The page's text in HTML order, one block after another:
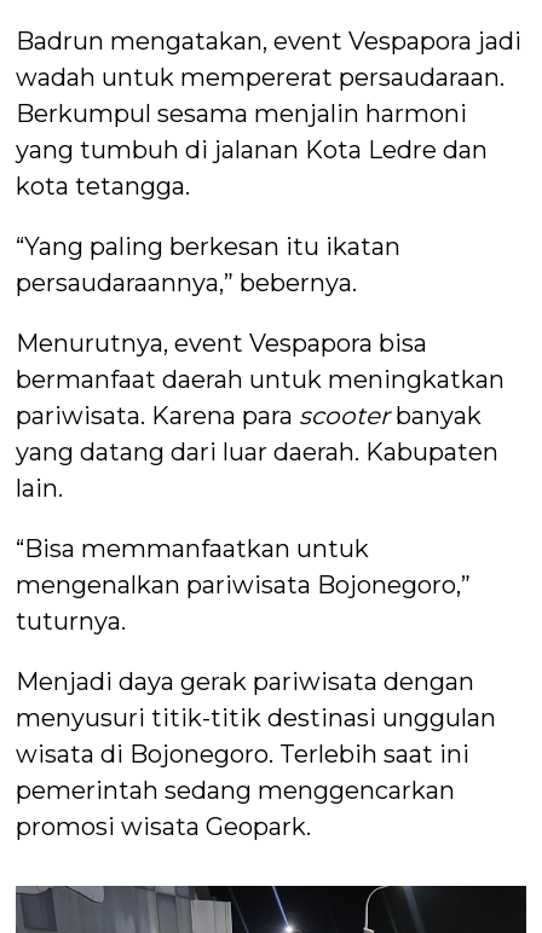
Badrun mengatakan, event Vespapora jadi
wadah untuk mempererat persaudaraan.
Berkumpul sesama menjalin harmoni
yang tumbuh di jalanan Kota Ledre dan
kota tetangga.
“Yang paling berkesan itu ikatan
persaudaraannya,” bebernya.
Menurutnya, event Vespapora bisa
bermanfaat daerah untuk meningkatkan
pariwisata. Karena para scooterbanyak
yang datang dari luar daerah. Kabupaten
lain.
“Bisa memmanfaatkan untuk
mengenalkan pariwisata Bojonegoro,”
tuturnya.
Menjadi daya gerak pariwisata dengan
menyusuri titik-titik destinasi unggulan
wisata di Bojonegoro. Terlebih saat ini
pemerintah sedang menggencarkan
promosi wisata Geopark.